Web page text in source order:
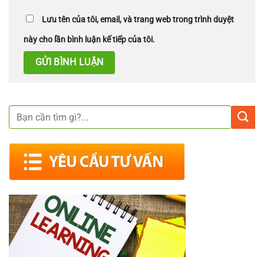
Lưu tên của tôi, email, và trang web trong trình duyệt
này cho lần bình luận kế tiếp của tôi.